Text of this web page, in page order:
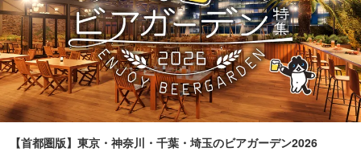
【首都圏版】東京・神奈川・千葉・埼玉のビアガーデン2026